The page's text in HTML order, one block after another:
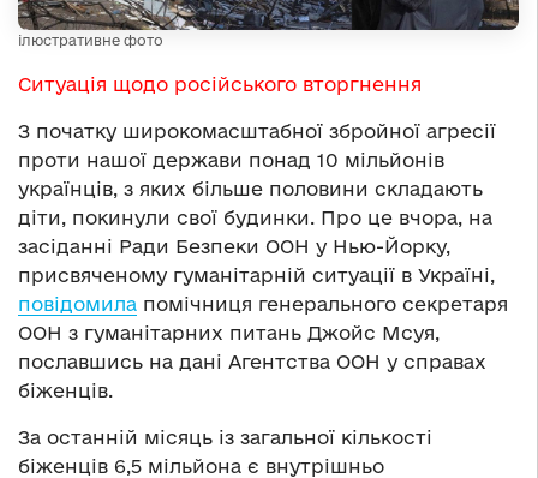
ілюстративне фото
Ситуація щодо російського вторгнення
З початку широкомасштабної збройної агресії
проти нашої держави понад 10 мільйонів
українців, з яких більше половини складають
діти, покинули свої будинки. Про це вчора, на
засіданні Ради Безпеки ООН у Нью-Йорку,
присвяченому гуманітарній ситуації в Україні,
повідомила помічниця генерального секретаря
ООН з гуманітарних питань Джойс Мсуя,
пославшись на дані Агентства ООН у справах
біженців.
За останній місяць із загальної кількості
біженців 6,5 мільйона є внутрішньо